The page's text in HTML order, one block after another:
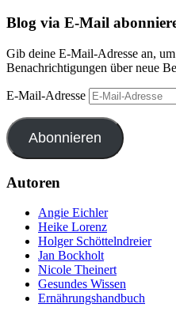
Blog via E-Mail
Gib deine E-Mail-Adresse an,
Benachrichtigungen über neue
E-Mail-Adresse
Abonnieren
Autoren
Angie Eichler
Heike Lorenz
Holger Schöttelndreier
Jan Bockholt
Nicole Theinert
Gesundes Wissen
Ernährungshandbuch